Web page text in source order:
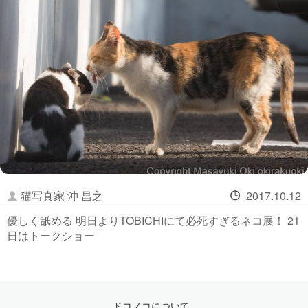
猫写真家 沖 昌之
2017.10.12
優しく舐める 明日よりTOBICHIにて必死すぎるネコ展！ 21
日はトークショー